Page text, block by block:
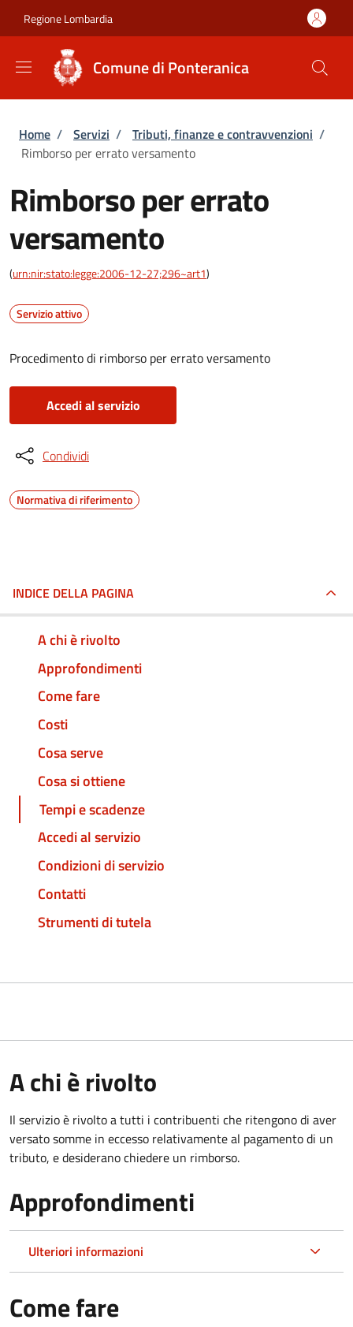
Regione Lombardia
Comune di Ponteranica
Briciole di pane
Home / Servizi / Tributi, finanze e contravvenzioni /
Rimborso per errato versamento
Rimborso per errato
versamento
(urn:nir:stato:legge:2006-12-27;296~art1)
Servizio attivo
Procedimento di rimborso per errato versamento
Accedi al servizio
Condividi
Normativa di riferimento
INDICE DELLA PAGINA
A chi è rivolto
Approfondimenti
Come fare
Costi
Cosa serve
Cosa si ottiene
Tempi e scadenze
Accedi al servizio
Condizioni di servizio
Contatti
Strumenti di tutela
A chi è rivolto
Il servizio è rivolto a tutti i contribuenti che ritengono di aver
versato somme in eccesso relativamente al pagamento di un
tributo, e desiderano chiedere un rimborso.
Approfondimenti
Ulteriori informazioni
Come fare